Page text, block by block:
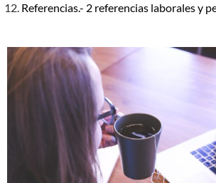
Referencias.- 2 referencias laborales y